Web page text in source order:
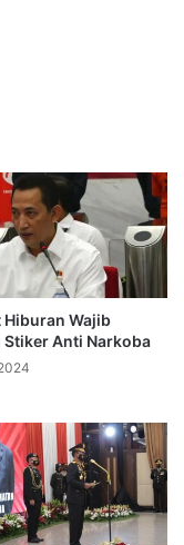
Hiburan Wajib
Stiker Anti Narkoba